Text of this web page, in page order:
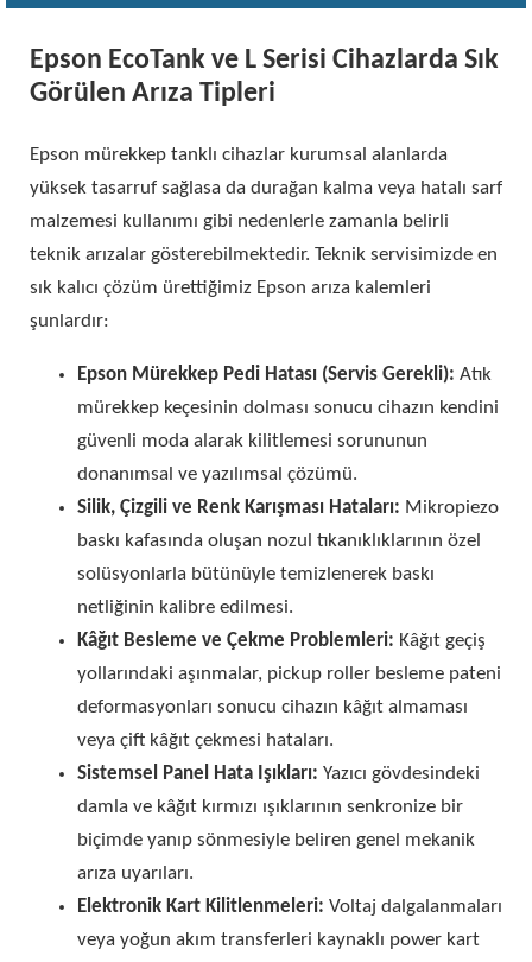
Epson EcoTank ve L Serisi Cihazlarda Sık
Görülen Arıza Tipleri
Epson mürekkep tanklı cihazlar kurumsal alanlarda
yüksek tasarruf sağlasa da durağan kalma veya hatalı sarf
malzemesi kullanımı gibi nedenlerle zamanla belirli
teknik arızalar gösterebilmektedir. Teknik servisimizde en
sık kalıcı çözüm ürettiğimiz Epson arıza kalemleri
şunlardır:
Epson Mürekkep Pedi Hatası (Servis Gerekli): Atık
mürekkep keçesinin dolması sonucu cihazın kendini
güvenli moda alarak kilitlemesi sorununun
donanımsal ve yazılımsal çözümü.
Silik, Çizgili ve Renk Karışması Hataları: Mikropiezo
baskı kafasında oluşan nozul tıkanıklıklarının özel
solüsyonlarla bütünüyle temizlenerek baskı
netliğinin kalibre edilmesi.
Kâğıt Besleme ve Çekme Problemleri: Kâğıt geçiş
yollarındaki aşınmalar, pickup roller besleme pateni
deformasyonları sonucu cihazın kâğıt almaması
veya çift kâğıt çekmesi hataları.
Sistemsel Panel Hata Işıkları: Yazıcı gövdesindeki
damla ve kâğıt kırmızı ışıklarının senkronize bir
biçimde yanıp sönmesiyle beliren genel mekanik
arıza uyarıları.
Elektronik Kart Kilitlenmeleri: Voltaj dalgalanmaları
veya yoğun akım transferleri kaynaklı power kart